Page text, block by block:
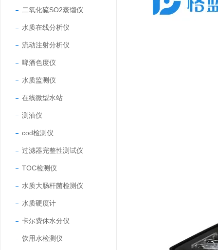
二氧化硫SO2蒸馏仪
水质在线分析仪
流动注射分析仪
啤酒色度仪
水质监测仪
在线微型水站
测油仪
cod检测仪
过滤器完整性测试仪
TOC检测仪
水质大肠杆菌检测仪
水质硬度计
卡尔费休水分仪
饮用水检测仪